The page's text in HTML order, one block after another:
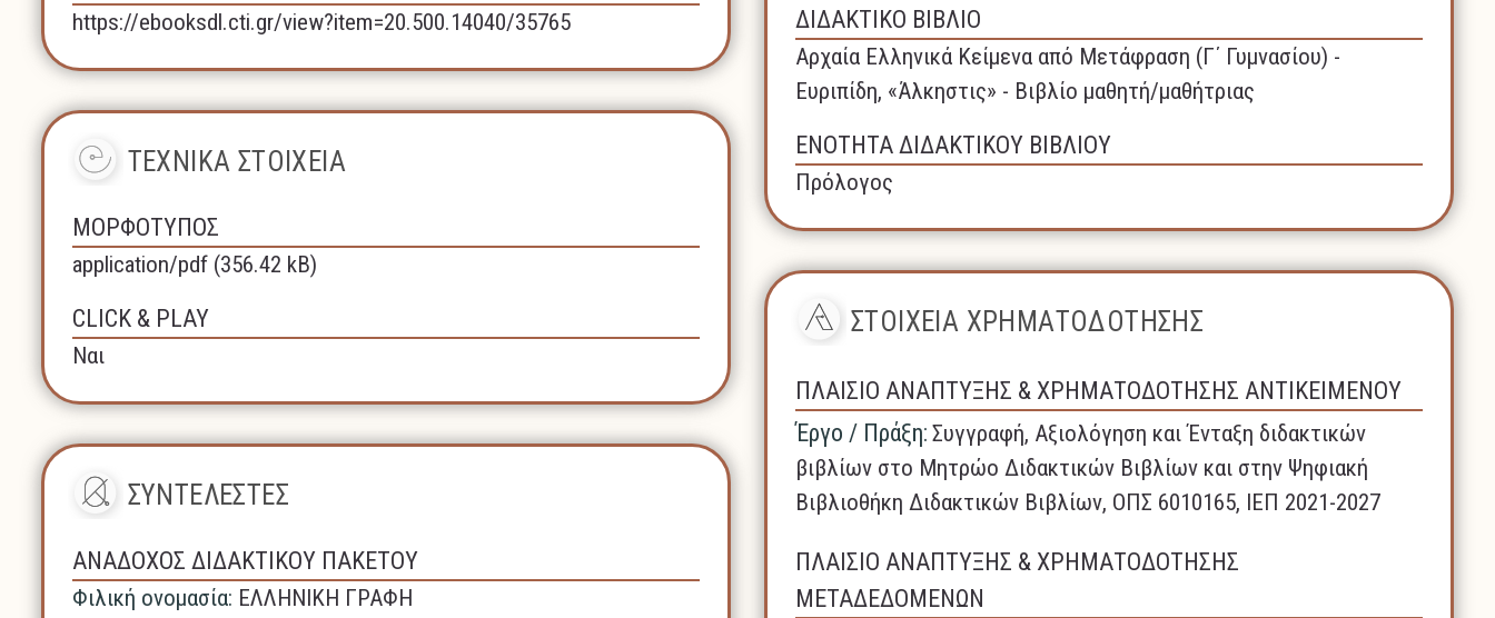
https://ebooksdl.cti.gr/view?item=20.500.14040/35765
ΤΕΧΝΙΚΑ ΣΤΟΙΧΕΙΑ
ΜΟΡΦΟΤΥΠΟΣ
application/pdf (356.42 kB)
CLICK & PLAY
Ναι
ΣΥΝΤΕΛΕΣΤΕΣ
ΑΝΑΔΟΧΟΣ ΔΙΔΑΚΤΙΚΟΥ ΠΑΚΕΤΟΥ
Φιλική ονομασία: ΕΛΛΗΝΙΚΗ ΓΡΑΦΗ
ΔΙΔΑΚΤΙΚΟ ΒΙΒΛΙΟ
Αρχαία Ελληνικά Κείμενα από Μετάφραση (Γ΄ Γυμνασίου) -
Ευριπίδη, «Άλκηστις» - Βιβλίο μαθητή/μαθήτριας
ΕΝΟΤΗΤΑ ΔΙΔΑΚΤΙΚΟΥ ΒΙΒΛΙΟΥ
Πρόλογος
ΣΤΟΙΧΕΙΑ ΧΡΗΜΑΤΟΔΟΤΗΣΗΣ
ΠΛΑΙΣΙΟ ΑΝΑΠΤΥΞΗΣ & ΧΡΗΜΑΤΟΔΟΤΗΣΗΣ ΑΝΤΙΚΕΙΜΕΝΟΥ
Έργο / Πράξη: Συγγραφή, Αξιολόγηση και Ένταξη διδακτικών
βιβλίων στο Μητρώο Διδακτικών Βιβλίων και στην Ψηφιακή
Βιβλιοθήκη Διδακτικών Βιβλίων, ΟΠΣ 6010165, ΙΕΠ 2021-2027
ΠΛΑΙΣΙΟ ΑΝΑΠΤΥΞΗΣ & ΧΡΗΜΑΤΟΔΟΤΗΣΗΣ
ΜΕΤΑΔΕΔΟΜΕΝΩΝ